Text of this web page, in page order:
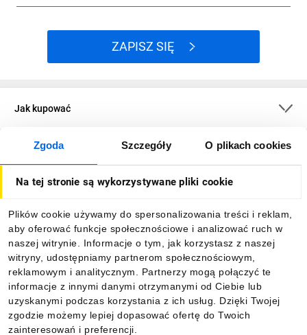
Zgoda Szczegóły O plikach cookies
Na tej stronie są wykorzystywane pliki cookie
Plików cookie używamy do spersonalizowania treści i reklam,
aby oferować funkcje społecznościowe i analizować ruch w
naszej witrynie. Informacje o tym, jak korzystasz z naszej
witryny, udostępniamy partnerom społecznościowym,
reklamowym i analitycznym. Partnerzy mogą połączyć te
informacje z innymi danymi otrzymanymi od Ciebie lub
uzyskanymi podczas korzystania z ich usług. Dzięki Twojej
zgodzie możemy lepiej dopasować ofertę do Twoich
zainteresowań i preferencji.
ZAPISZ SIĘ
Jak kupować
O firmie
Informacje
Pobierz naszą aplikację mobilną: